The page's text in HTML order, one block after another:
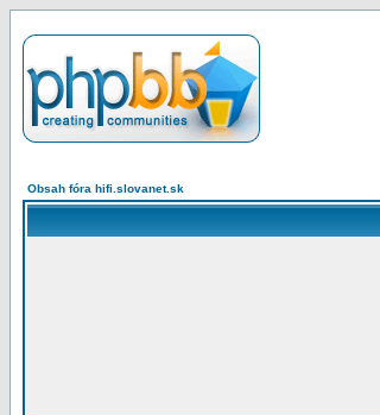
Obsah fóra hifi.slovanet.sk